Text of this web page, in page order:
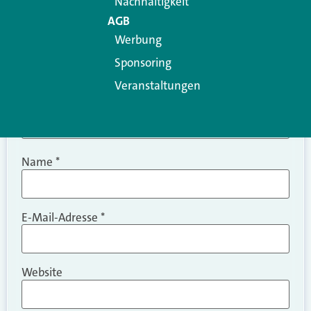
Name *
E-Mail-Adresse *
Website
AGB
Werbung
Sponsoring
Veranstaltungen